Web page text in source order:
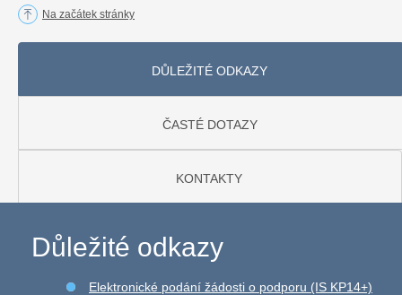
Na začátek stránky
DŮLEŽITÉ ODKAZY
ČASTÉ DOTAZY
KONTAKTY
Důležité odkazy
Elektronické podání žádosti o podporu (IS KP14+)